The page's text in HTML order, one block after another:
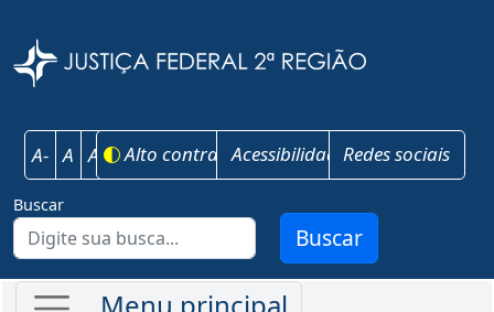
A- A A+ Alto contrasteAcessibilidadeRedes sociais
Buscar
Buscar